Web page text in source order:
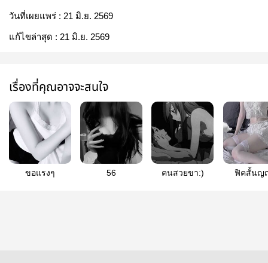
วันที่เผยแพร่ : 21 มิ.ย. 2569
แก้ไขล่าสุด : 21 มิ.ย. 2569
เรื่องที่คุณอาจจะสนใจ
ขอแรงๆ 56 คนสวยขา:) ฟิคสั้นญ